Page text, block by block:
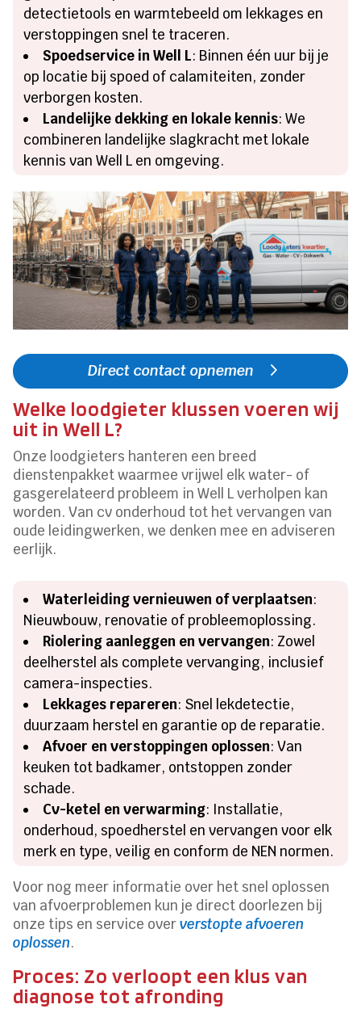
detectietools en warmtebeeld om lekkages en
verstoppingen snel te traceren.
Spoedservice in Well L: Binnen één uur bij je
op locatie bij spoed of calamiteiten, zonder
verborgen kosten.
Landelijke dekking en lokale kennis: We
combineren landelijke slagkracht met lokale
kennis van Well L en omgeving.
Direct contact opnemen
Welke loodgieter klussen voeren wij
uit in Well L?
Onze loodgieters hanteren een breed
dienstenpakket waarmee vrijwel elk water- of
gasgerelateerd probleem in Well L verholpen kan
worden. Van cv onderhoud tot het vervangen van
oude leidingwerken, we denken mee en adviseren
eerlijk.
Waterleiding vernieuwen of verplaatsen:
Nieuwbouw, renovatie of probleemoplossing.
Riolering aanleggen en vervangen: Zowel
deelherstel als complete vervanging, inclusief
camera-inspecties.
Lekkages repareren: Snel lekdetectie,
duurzaam herstel en garantie op de reparatie.
Afvoer en verstoppingen oplossen: Van
keuken tot badkamer, ontstoppen zonder
schade.
Cv-ketel en verwarming: Installatie,
onderhoud, spoedherstel en vervangen voor elk
merk en type, veilig en conform de NEN normen.
Voor nog meer informatie over het snel oplossen
van afvoerproblemen kun je direct doorlezen bij
onze tips en service oververstopte afvoeren
oplossen.
Proces: Zo verloopt een klus van
diagnose tot afronding